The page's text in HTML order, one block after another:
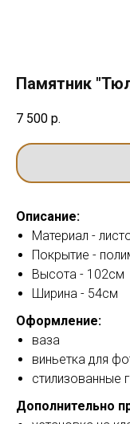
Памятник
7 500 р.
Описание:
Материал -
Покрытие -
Высота - 102см
Ширина - 54см
Оформление:
ваза
виньетка для
стилизованные
Дополнительно